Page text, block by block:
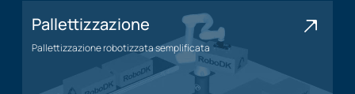
Pallettizzazione
Pallettizzazione robotizzata semplificata
Applicazione di pallettizzazione